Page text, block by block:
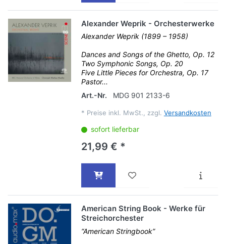
Alexander Weprik - Orchesterwerke
Alexander Weprik (1899 – 1958)
Dances and Songs of the Ghetto, Op. 12
Two Symphonic Songs, Op. 20
Five Little Pieces for Orchestra, Op. 17
Pastor...
Art.-Nr.
MDG 901 2133-6
* Preise inkl. MwSt., zzgl. Versandkosten
sofort lieferbar
21,99 € *
American String Book - Werke für
Streichorchester
“American Stringbook”